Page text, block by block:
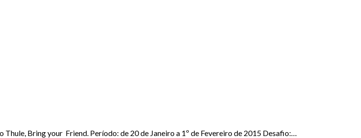
Bring your Friend. Período: de 20 de Janeiro a 1º de Fevereiro de 2015 Desafio:…